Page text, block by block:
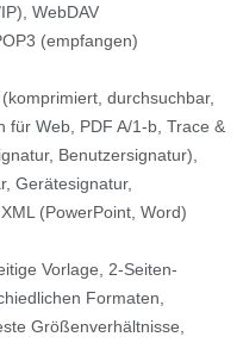
WebDAV
(empfangen)
durchsuchbar,
für Web, PDF A/1-b, Trace &
Benutzersignatur),
Gerätesignatur,
(PowerPoint, Word)
Vorlage, 2-Seiten-
Formaten,
Größenverhältnisse,